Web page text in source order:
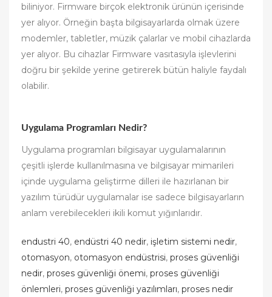
biliniyor. Firmware birçok elektronik ürünün içerisinde
yer alıyor. Örneğin başta bilgisayarlarda olmak üzere
modemler, tabletler, müzik çalarlar ve mobil cihazlarda
yer alıyor. Bu cihazlar Firmware vasıtasıyla işlevlerini
doğru bir şekilde yerine getirerek bütün haliyle faydalı
olabilir.
Uygulama Programları Nedir?
Uygulama programları bilgisayar uygulamalarının
çeşitli işlerde kullanılmasına ve bilgisayar mimarileri
içinde uygulama geliştirme dilleri ile hazırlanan bir
yazılım türüdür uygulamalar ise sadece bilgisayarların
anlam verebilecekleri ikili komut yığınlarıdır.
endustri 40, endüstri 40 nedir, işletim sistemi nedir
otomasyon, otomasyon endüstrisi, proses güvenliği
nedir, proses güvenliği önemi, proses güvenliği
önlemleri, proses güvenliği yazılımları, proses nedir